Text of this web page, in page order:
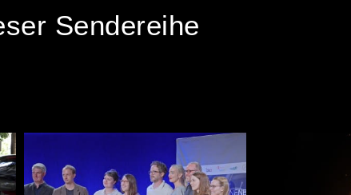
Sendereihe